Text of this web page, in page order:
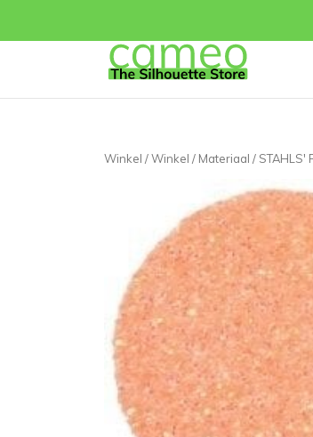
Winkel /Winkel / Materiaal / STAHLS'